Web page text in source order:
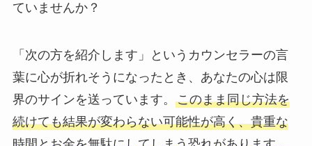
ていませんか？
「次の方を紹介します」というカウンセラーの言
葉に心が折れそうになったとき、あなたの心は限
界のサインを送っています。 このまま同じ方法を
続けても結果が変わらない可能性が高く、貴重な